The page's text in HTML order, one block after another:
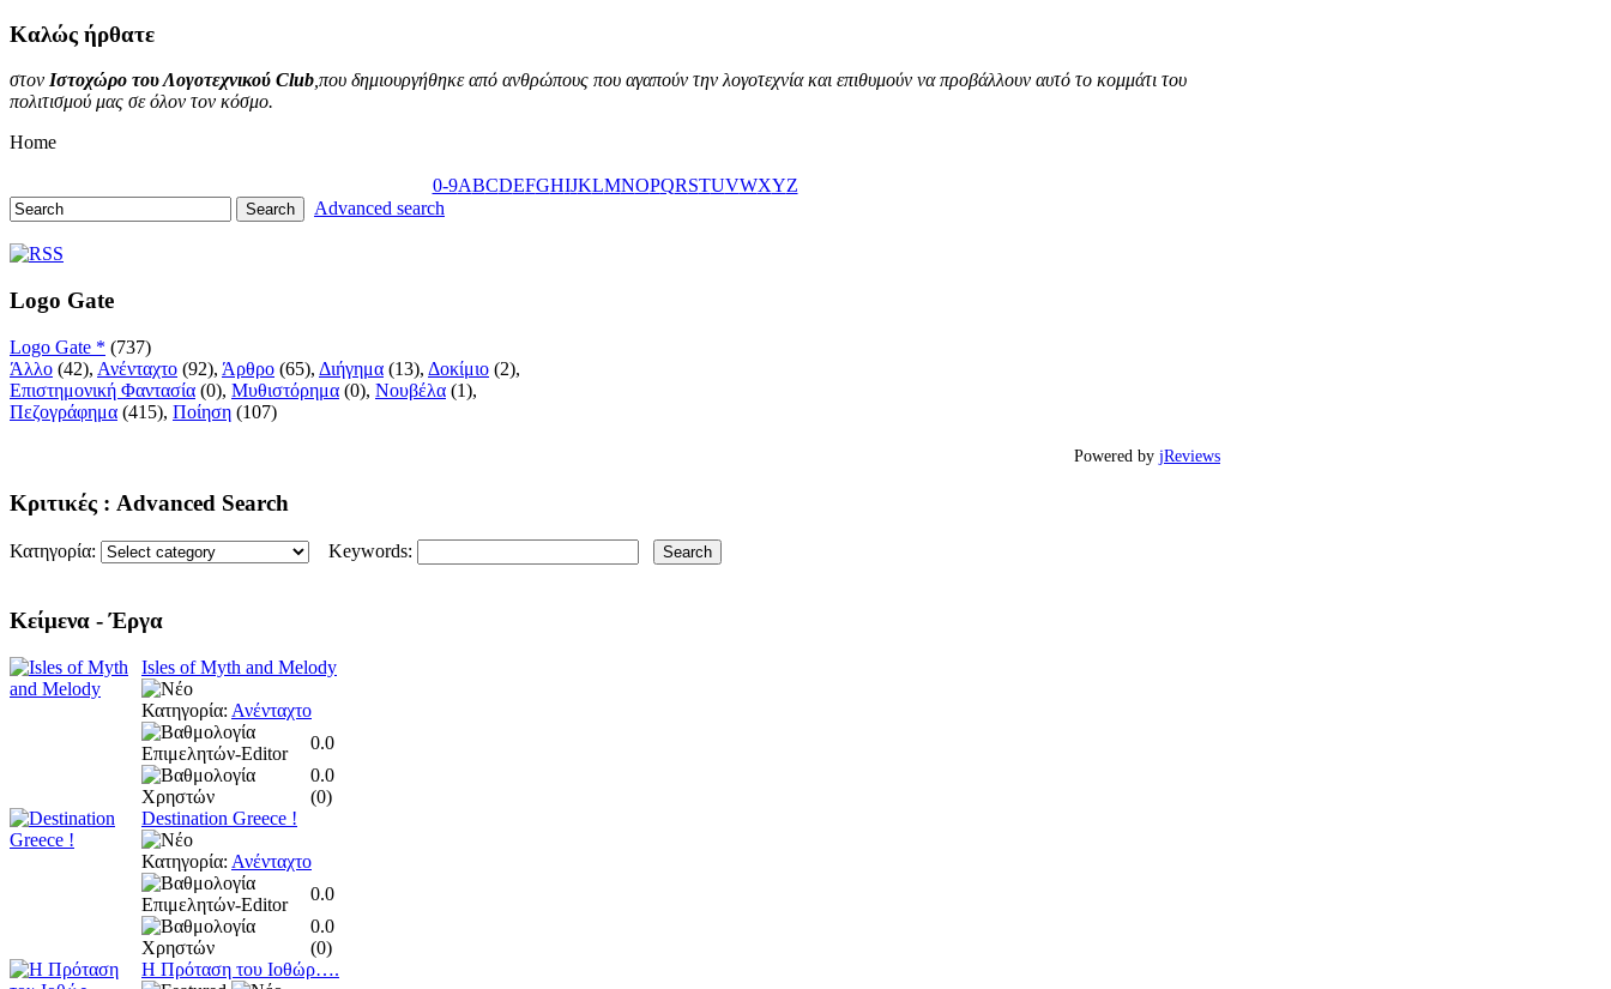
Καλώς ήρθατε
στον Ιστοχώρο του Λογοτεχνικού Club,που δημιουργήθηκε από ανθρώπους που αγαπούν την λογοτεχνία και επιθυμούν να προβάλλουν αυτό το κομμάτι του
πολιτισμού μας σε όλον τον κόσμο.
Home
0-9ABCDEFGHIJKLMNOPQRSTUVWXYZ
Advanced search
Logo Gate
Logo Gate * (737)
Άλλο (42), Ανένταχτο (92), Άρθρο (65), Διήγημα (13), Δοκίμιο (2),
Επιστημονική Φαντασία (0), Μυθιστόρημα (0), Νουβέλα (1),
Πεζογράφημα (415), Ποίηση (107)
Powered by jReviews
Κριτικές : Advanced Search
Κατηγορία: Keywords:
Κείμενα - Έργα
Isles of Myth and Melody
Κατηγορία: Ανένταχτο
0.0
0.0
(0)
Destination Greece !
Κατηγορία: Ανένταχτο
0.0
0.0
(0)
Η Πρόταση του Ιοθώρ….